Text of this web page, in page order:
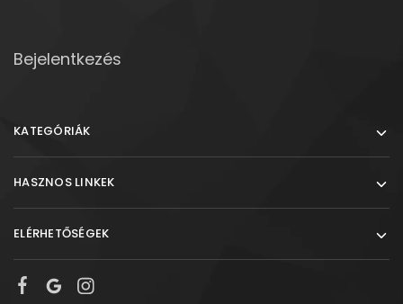
Bejelentkezés
KATEGÓRIÁK
HASZNOS LINKEK
ELÉRHETŐSÉGEK